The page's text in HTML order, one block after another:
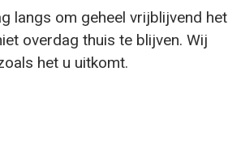
langs om geheel vrijblijvend het
overdag thuis te blijven. Wij
het u uitkomt.